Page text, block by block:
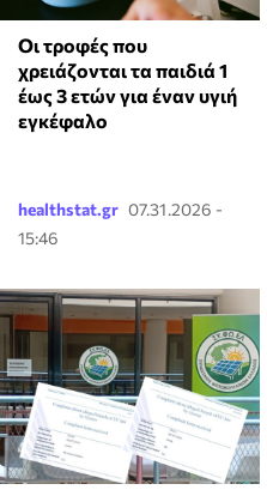
Οι τροφές που
χρειάζονται τα παιδιά 1
έως 3 ετών για έναν υγιή
εγκέφαλο
healthstat.gr 07.31.2026 -
15:46